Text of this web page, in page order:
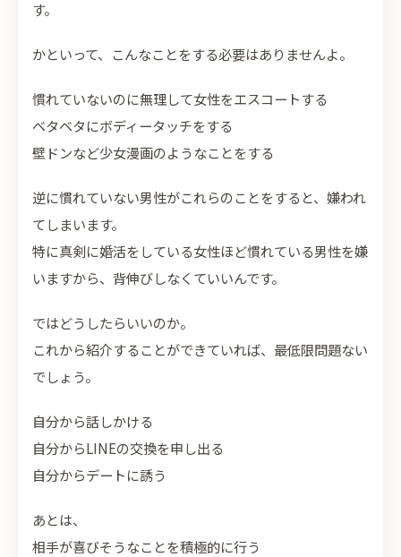
す。
かといって、こんなことをする必要はありませんよ。
慣れていないのに無理して女性をエスコートする
ベタベタにボディータッチをする
壁ドンなど少女漫画のようなことをする
逆に慣れていない男性がこれらのことをすると、嫌われ
てしまいます。
特に真剣に婚活をしている女性ほど慣れている男性を嫌
いますから、背伸びしなくていいんです。
ではどうしたらいいのか。
これから紹介することができていれば、最低限問題ない
でしょう。
自分から話しかける
自分からLINEの交換を申し出る
自分からデートに誘う
あとは、
相手が喜びそうなことを積極的に行う